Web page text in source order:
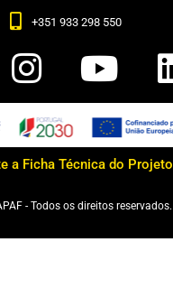
+351 933 298 550
a Ficha Técnica do Projeto
- Todos os direitos reservados.